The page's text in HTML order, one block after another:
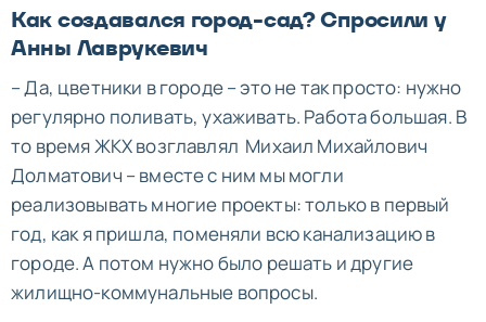
Как создавался город-сад? Спросили у
Анны Лаврукевич
– Да, цветники в городе – это не так просто: нужно
регулярно поливать, ухаживать. Работа большая. В
то время ЖКХ возглавлял Михаил Михайлович
Долматович – вместе с ним мы могли
реализовывать многие проекты: только в первый
год, как я пришла, поменяли всю канализацию в
городе. А потом нужно было решать и другие
жилищно-коммунальные вопросы.